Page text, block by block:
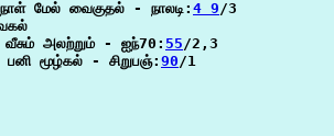
மேல் வைகுதல் - நாலடி: 4 9/3
அலற்றும் - ஐந்70:
55/2,3
மூழ்கல் - சிறுபஞ்:90/1